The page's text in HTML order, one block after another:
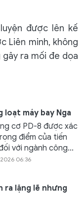
được lên kế
Liên minh, không
ra mối đe dọa
loạt máy bay Nga
cơ PD-8 được xác
điểm của tiến
với ngành công...
06:36
ra lặng lẽ nhưng